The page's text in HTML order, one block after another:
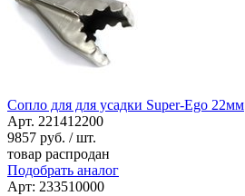
Сопло для для усадки Super-Ego 22мм
Арт. 221412200
9857 руб. / шт.
товар распродан
Подобрать аналог
Арт: 233510000